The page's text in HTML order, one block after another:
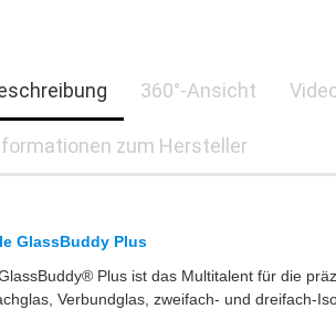
360°-Ansicht
zum Hersteller
GlassBuddy Plus
Plus ist das Multitalent für die
Verbundglas, zweifach- und dreifach-